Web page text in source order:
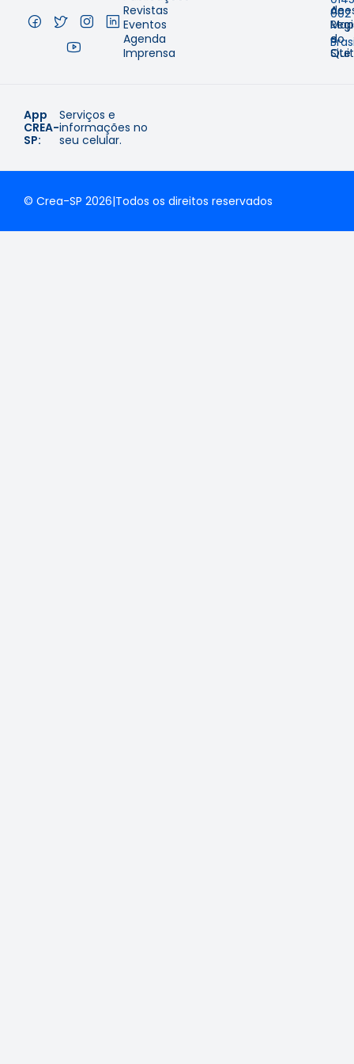
Revistas
Eventos
Agenda
Imprensa
de
e
do
Site
002
–
App
CREA-
SP:
Serviços e
informações no
seu celular.
© Crea-SP 2026|Todos os direitos reservados